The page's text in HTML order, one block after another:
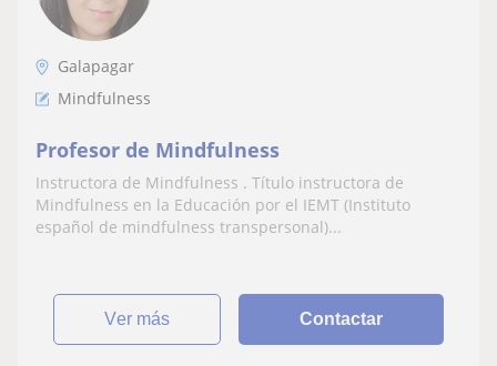
Galapagar
Mindfulness
Profesor de Mindfulness
Instructora de Mindfulness . Título instructora de
Mindfulness en la Educación por el IEMT (Instituto
español de mindfulness transpersonal)...
ver más Contactar